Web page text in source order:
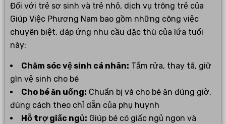
Đối với trẻ sơ sinh và trẻ nhỏ, dịch vụ trông trẻ của
Giúp Việc Phương Nam bao gồm những công việc
chuyên biệt, đáp ứng nhu cầu đặc thù của lứa tuổi
này:
Chăm sóc vệ sinh cá nhân: Tắm rửa, thay tã, giữ
gìn vệ sinh cho bé
Cho bé ăn uống: Chuẩn bị và cho bé ăn đúng giờ,
đúng cách theo chỉ dẫn của phụ huynh
Hỗ trợ giấc ngủ: Giúp bé có giấc ngủ ngon và